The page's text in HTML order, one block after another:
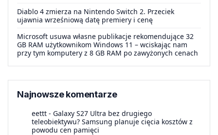
Diablo 4 zmierza na Nintendo Switch 2. Przeciek
ujawnia wrześniową datę premiery i cenę
Microsoft usuwa własne publikacje rekomendujące 32
GB RAM użytkownikom Windows 11 – wciskając nam
przy tym komputery z 8 GB RAM po zawyżonych cenach
Najnowsze komentarze
eettt - Galaxy S27 Ultra bez drugiego
teleobiektywu? Samsung planuje cięcia kosztów z
powodu cen pamięci